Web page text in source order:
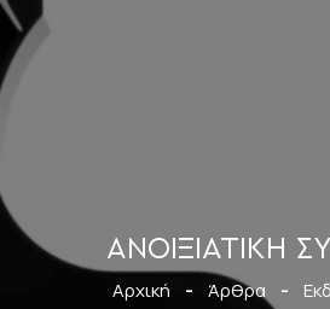
ΑΝΟΙΞΙΆΤΙΚΗ
Αρχική - Άρθρα -